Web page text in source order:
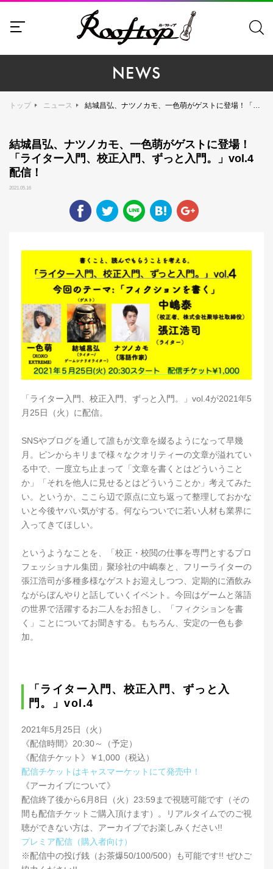
NEWS
トップ ニュース 結城昌弘、ナツノカモ、一色萌がゲストに登場！「ライター入門、校正入門、ずっと入門。」vol.4配信！
結城昌弘、ナツノカモ、一色萌がゲストに登場！
「ライター入門、校正入門、ずっと入門。」vol.4
配信！
2021.05.16
「ライター入門、校正入門、ずっと入門。」vol.4が2021年5
月25日（火）に配信。
SNSやブログを通して誰もが文章を綴るようになって早幾
月。ピンからキリまで様々なクオリティーの文章が溢れてい
る中で、一度立ち止まって「文章を書くとはどういうこと
か」「それを他人に見せるとはどういうことか」考えてみた
い。というか、ここら辺で原点に立ち返って整理しておかな
いと今後ヤバい気がする。何ならついでに若い人材も業界に
入ってきてほしい。
というようなことを、「校正・校閲の仕事を専門とするプロ
フェッショナル集団」聚珍社の中嶋泰と、フリーライターの
張江浩司が多種多様なゲストお迎えしつつ、定期的に酒飲み
ながらぼんやりと話していくイベント。今回はゲームと落語
の世界で活躍するお二人をお招きし、「フィクションを書
く」ことについてお聞きする。もちろん、安定の一色も参
加。
「ライター入門、校正入門、ずっと入
門。」vol.4
2021年5月25日（火）
《配信時間》20:30～（予定）
《配信チケット》￥1,000（税込）
配信チケットはキャスマーケットにて発売中！
《アーカイブについて》
配信終了後から6月8日（火）23:59まで視聴可能です（その
間も配信チケットご購入頂けます）。リアルタイムでのご視
聴ができない方は、アーカイブでお楽しみください!!
プレミア配信（購入者向け）
※配信中の投げ銭（お茶爆50/100/500）も可能です!! ぜひご